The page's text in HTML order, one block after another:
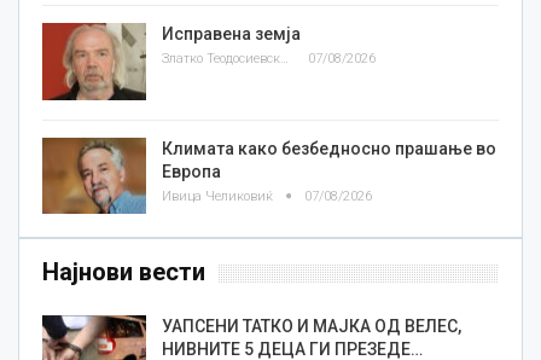
Исправена земја
Златко Теодосиевски 07/08/2026
Климата како безбедносно прашање во
Европа
Ивица Челиковиќ 07/08/2026
Најнови вести
УАПСЕНИ ТАТКО И МАЈКА ОД ВЕЛЕС,
НИВНИТЕ 5 ДЕЦА ГИ ПРЕЗЕДЕ…